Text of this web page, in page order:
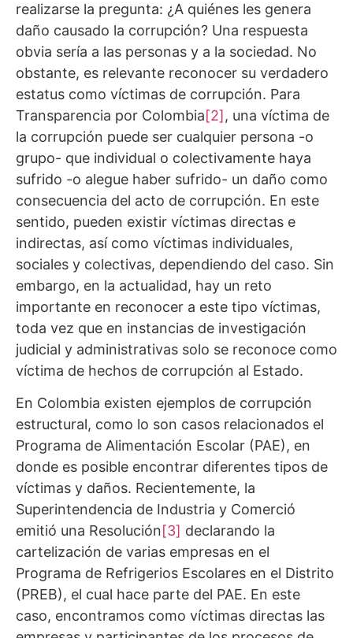
realizarse la pregunta: ¿A quiénes les genera
daño causado la corrupción? Una respuesta
obvia sería a las personas y a la sociedad. No
obstante, es relevante reconocer su verdadero
estatus como víctimas de corrupción. Para
Transparencia por Colombia[2], una víctima de
la corrupción puede ser cualquier persona -o
grupo- que individual o colectivamente haya
sufrido -o alegue haber sufrido- un daño como
consecuencia del acto de corrupción. En este
sentido, pueden existir víctimas directas e
indirectas, así como víctimas individuales,
sociales y colectivas, dependiendo del caso. Sin
embargo, en la actualidad, hay un reto
importante en reconocer a este tipo víctimas,
toda vez que en instancias de investigación
judicial y administrativas solo se reconoce como
víctima de hechos de corrupción al Estado.
En Colombia existen ejemplos de corrupción
estructural, como lo son casos relacionados el
Programa de Alimentación Escolar (PAE), en
donde es posible encontrar diferentes tipos de
víctimas y daños. Recientemente, la
Superintendencia de Industria y Comerció
emitió una Resolución[3] declarando la
cartelización de varias empresas en el
Programa de Refrigerios Escolares en el Distrito
(PREB), el cual hace parte del PAE. En este
caso, encontramos como víctimas directas las